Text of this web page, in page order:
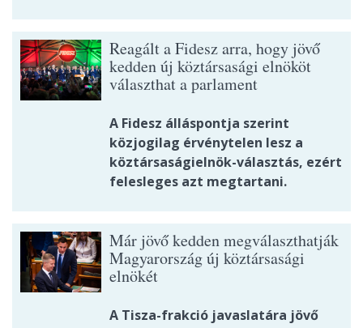
Reagált a Fidesz arra, hogy jövő
kedden új köztársasági elnököt
választhat a parlament
A Fidesz álláspontja szerint
közjogilag érvénytelen lesz a
köztársaságielnök-választás, ezért
felesleges azt megtartani.
Már jövő kedden megválaszthatják
Magyarország új köztársasági
elnökét
A Tisza-frakció javaslatára jövő